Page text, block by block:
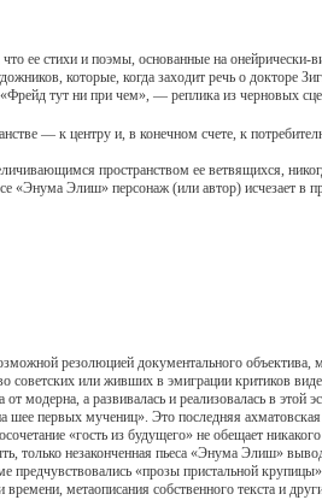
ее стихи и поэмы, основанные на онейрически-
которые, когда заходит речь о докторе
«Фрейд тут ни при чем», — реплика из черновых
— к центру и, в конечном счете, к
пространством ее ветвящихся,
«Энума Элиш» персонаж (или автор) исчезает
резолюцией документального
советских или живших в эмиграции критиков
модерна, а развивалась и реализовалась в этой
шее первых мучениц». Это последняя
«гость из будущего» не обещает
только незаконченная пьеса «Энума Элиш»
предчувствовались «прозы пристальной
метаописания собственного текста и